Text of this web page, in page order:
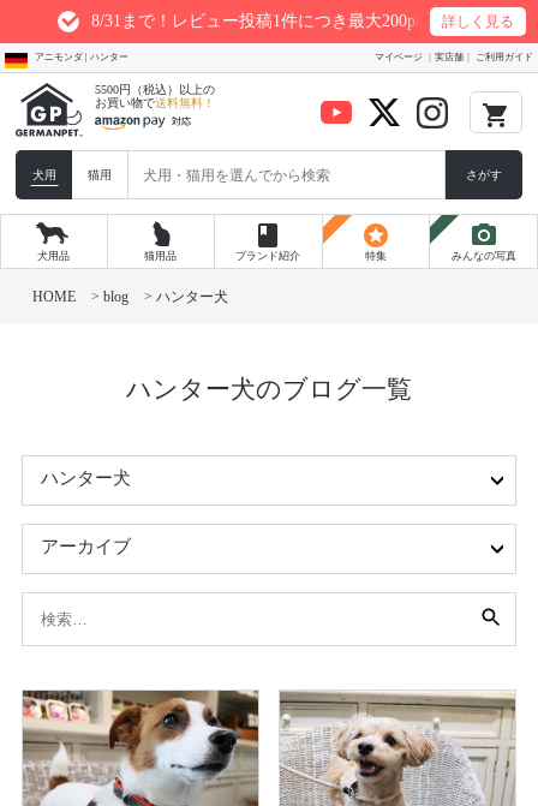
8/31まで！レビュー投稿1件につき最大200ptプレゼント詳しく見る
アニモンダ | ハンター マイページ 実店舗 ご利用ガイド
5500円（税込）以上の
お買い物で送料無料！ local_grocery_store
犬用 猫用 さがす
犬用品 猫用品
book
ブランド紹介
stars
特集
photo_camera
みんなの写真
HOME > blog > ハンター犬
ハンター犬のブログ一覧
ハンター犬
アーカイブ